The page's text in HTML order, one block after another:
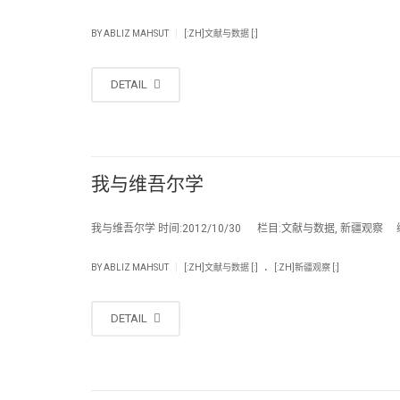
BYABLIZ MAHSUT [:ZH]文献与数据 [:]
DETAIL
我与维吾尔学
我与维吾尔学 时间:2012/10/30 栏目:文献与数据, 新疆观察
BYABLIZ MAHSUT [:ZH]文献与数据 [:] . [:ZH]新疆观察 [:]
DETAIL